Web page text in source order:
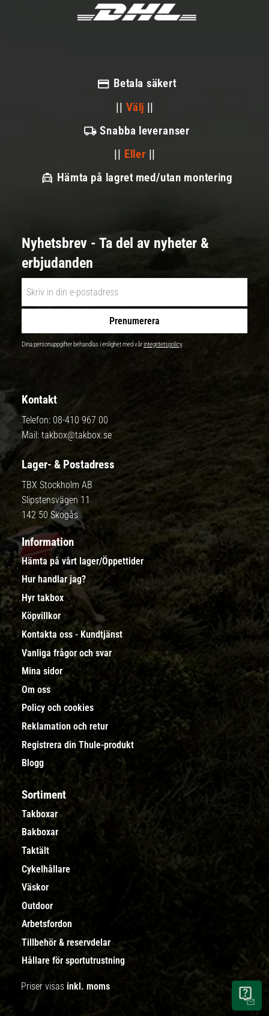
Betala säkert
|| Välj ||
Snabba leveranser
|| Eller ||
Hämta på lagret med/utan montering
Nyhetsbrev - Ta del av nyheter &
erbjudanden
Prenumerera
Dina personuppgifter behandlas i enlighet med vårintegritetspolicy.
Kontakt
Telefon: 08-410 967 00
Mail: takbox@takbox.se
Lager- & Postadress
TBX Stockholm AB
Slipstensvägen 11
142 50 Skogås
Information
Hämta på vårt lager/Öppettider
Hur handlar jag?
Hyr takbox
Köpvillkor
Kontakta oss - Kundtjänst
Vanliga frågor och svar
Mina sidor
Om oss
Policy och cookies
Reklamation och retur
Registrera din Thule-produkt
Blogg
Sortiment
Takboxar
Bakboxar
Taktält
Cykelhållare
Väskor
Outdoor
Arbetsfordon
Tillbehör & reservdelar
Hållare för sportutrustning
Priser visas inkl. moms